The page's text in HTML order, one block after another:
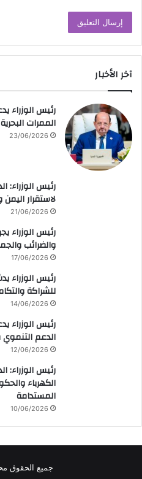
آخر الأخبار
رئيس الوزراء
الممرات
23/06/2026
رئيس الوزراء:
لاستقرار
21/06/2026
رئيس الوزراء
والضرائب
17/06/2026
رئيس الوزراء
للشراكة
14/06/2026
رئيس الوزراء
الدعم
12/06/2026
رئيس الوزراء:
الكهرباء
المستدامة
10/06/2026
جميع الحقوق